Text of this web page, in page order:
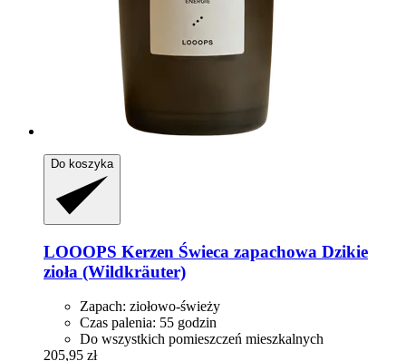
Do koszyka
LOOOPS Kerzen Świeca zapachowa Dzikie
zioła (Wildkräuter)
Zapach: ziołowo-świeży
Czas palenia: 55 godzin
Do wszystkich pomieszczeń mieszkalnych
205,95 zł